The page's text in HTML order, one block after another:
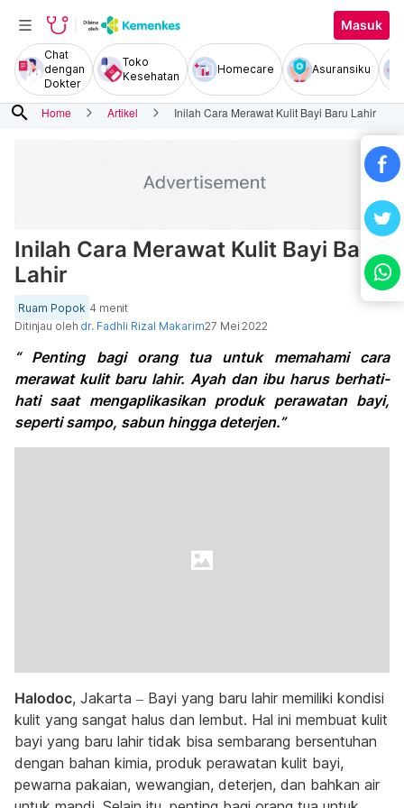
Masuk
Chat
dengan
Dokter
Toko
Kesehatan
Homecare Asuransiku
search Home Artikel Inilah Cara Merawat Kulit Bayi Baru Lahir
Inilah Cara Merawat Kulit Bayi Baru
Lahir
Ruam Popok 4 menit
Ditinjau oleh dr. Fadhli Rizal Makarim27 Mei 2022
“ Penting bagi orang tua untuk memahami cara
merawat kulit baru lahir. Ayah dan ibu harus berhati-
hati saat mengaplikasikan produk perawatan bayi,
seperti sampo, sabun hingga deterjen.”
Halodoc, Jakarta – Bayi yang baru lahir memiliki kondisi
kulit yang sangat halus dan lembut. Hal ini membuat kulit
bayi yang baru lahir tidak bisa sembarang bersentuhan
dengan bahan kimia, produk perawatan kulit bayi,
pewarna pakaian, wewangian, deterjen, dan bahkan air